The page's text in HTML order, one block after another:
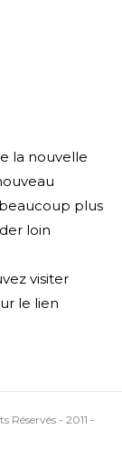
la nouvelle
plus
loin
visiter
le lien
Réservés - 2011 -